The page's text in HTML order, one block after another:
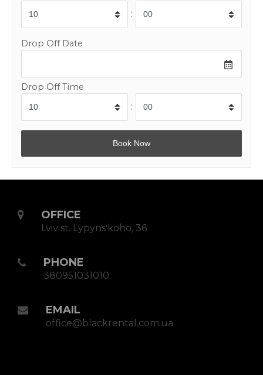
:
Drop Off Date
Drop Off Time
:
OFFICE
Lviv st. Lypynsʹkoho, 36
PHONE
380951031010
EMAIL
office@blackrental.com.ua